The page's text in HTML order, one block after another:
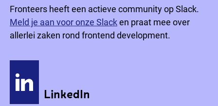
Fronteers heeft een actieve community op Slack.
Meld je aan voor onze Slacken praat mee over
allerlei zaken rond frontend development.
LinkedIn